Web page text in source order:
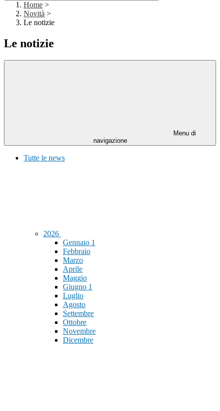
Home >
Novità >
Le notizie
Le notizie
Menu di
navigazione
Tutte le news
2026
Gennaio 1
Febbraio
Marzo
Aprile
Maggio
Giugno 1
Luglio
Agosto
Settembre
Ottobre
Novembre
Dicembre